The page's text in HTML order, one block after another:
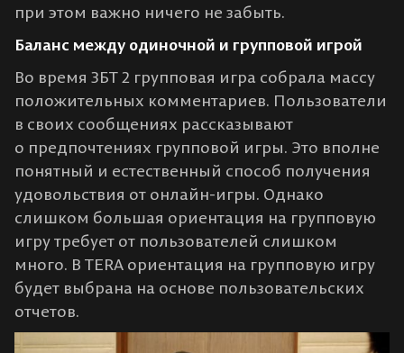
при этом важно ничего не забыть.
Баланс между одиночной и групповой игрой
Во время ЗБТ 2 групповая игра собрала массу
положительных комментариев. Пользователи
в своих сообщениях рассказывают
о предпочтениях групповой игры. Это вполне
понятный и естественный способ получения
удовольствия от онлайн-игры. Однако
слишком большая ориентация на групповую
игру требует от пользователей слишком
много. В TERA ориентация на групповую игру
будет выбрана на основе пользовательских
отчетов.